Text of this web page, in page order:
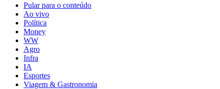
Pular para o conteúdo
Ao vivo
Política
Money
WW
Agro
Infra
IA
Esportes
Viagem & Gastronomia